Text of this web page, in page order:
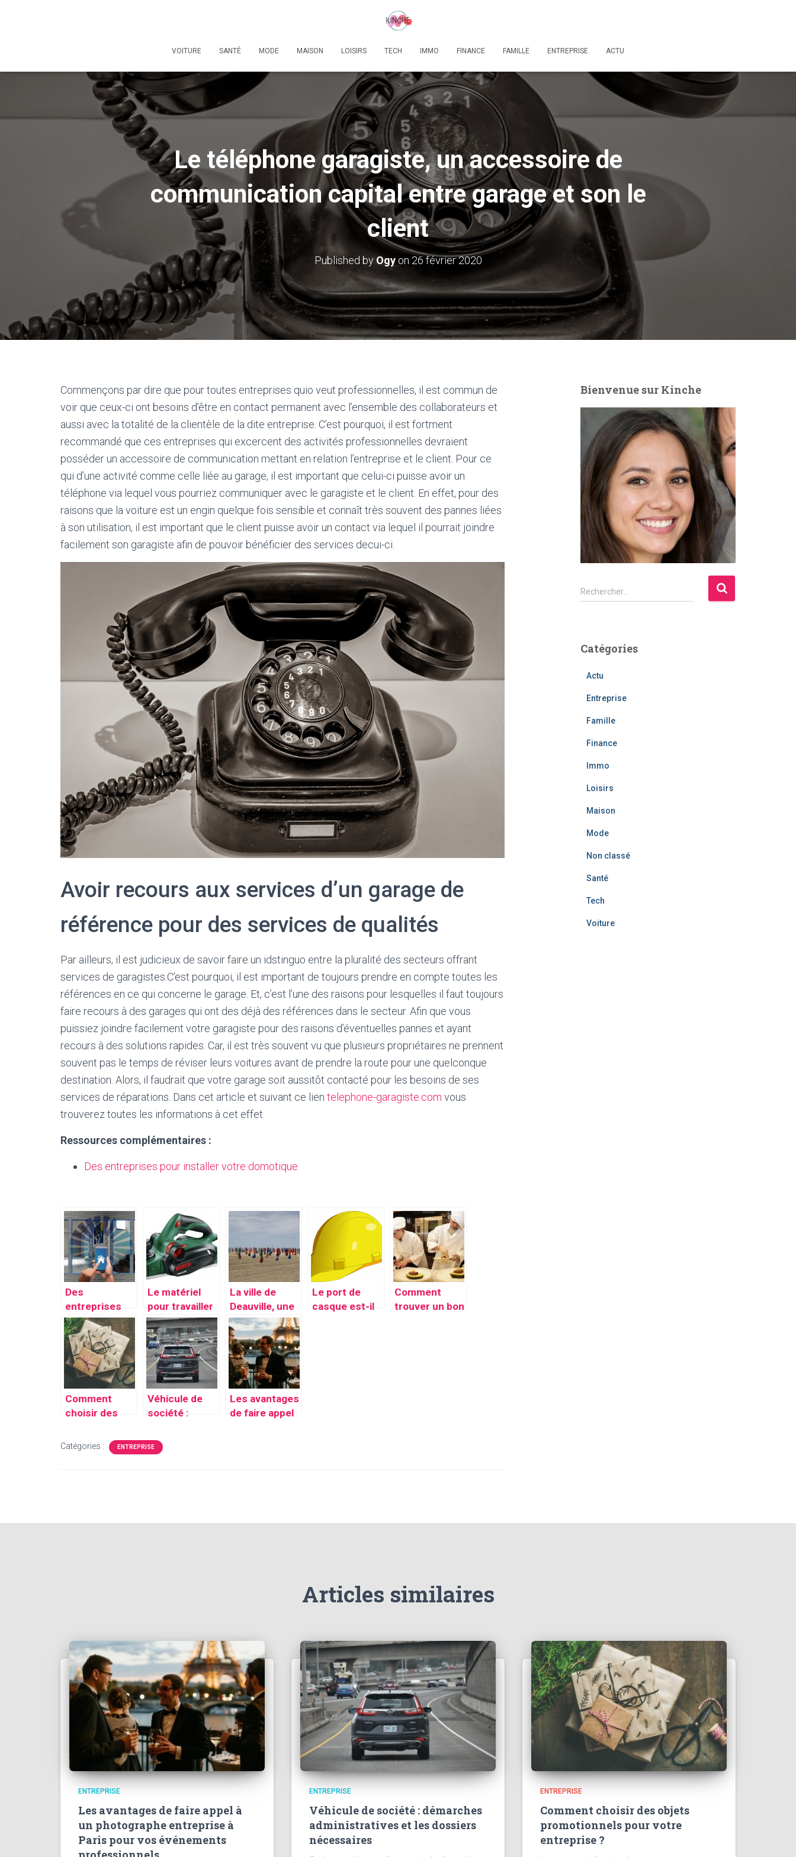
VOITURE SANTÉ MODE MAISON LOISIRS TECH IMMO FINANCE FAMILLE ENTREPRISE ACTU
Le téléphone garagiste, un accessoire de
communication capital entre garage et son le
client
Published by Ogyon 26 février 2020
Commençons par dire que pour toutes entreprises quio veut professionnelles, il est commun de
voir que ceux-ci ont besoins d’être en contact permanent avec l’ensemble des collaborateurs et
aussi avec la totalité de la clientèle de la dite entreprise. C’est pourquoi, il est fortment
recommandé que ces entreprises qui excercent des activités professionnelles devraient
posséder un accessoire de communication mettant en relation l’entreprise et le client. Pour ce
qui d’une activité comme celle liée au garage, il est important que celui-ci puisse avoir un
téléphone via lequel vous pourriez communiquer avec le garagiste et le client. En effet, pour des
raisons que la voiture est un engin quelque fois sensible et connaît très souvent des pannes liées
à son utilisation, il est important que le client puisse avoir un contact via lequel il pourrait joindre
facilement son garagiste afin de pouvoir bénéficier des services decui-ci.
Avoir recours aux services d’un garage de
référence pour des services de qualités
Par ailleurs, il est judicieux de savoir faire un idstinguo entre la pluralité des secteurs offrant
services de garagistes.C’est pourquoi, il est important de toujours prendre en compte toutes les
références en ce qui concerne le garage. Et, c’est l’une des raisons pour lesquelles il faut toujours
faire recours à des garages qui ont des déjà des références dans le secteur. Afin que vous
puissiez joindre facilement votre garagiste pour des raisons d’éventuelles pannes et ayant
recours à des solutions rapides. Car, il est très souvent vu que plusieurs propriétaires ne prennent
souvent pas le temps de réviser leurs voitures avant de prendre la route pour une quelconque
destination. Alors, il faudrait que votre garage soit aussitôt contacté pour les besoins de ses
services de réparations. Dans cet article et suivant ce lien telephone-garagiste.com vous
trouverez toutes les informations à cet effet.
Ressources complémentaires :
Des entreprises pour installer votre domotique
Des
entreprises
pour installer
votre
domotique
Le matériel
pour travailler
le bois et le
mettre en
beauté: la
raboteuse
dégauchisseu
se
La ville de
Deauville, une
ville à la fois
événementiell
e et
touristique
Le port de
casque est-il
Comment
trouver un bon
Comment
choisir des
promotionnels
pour votre
Véhicule de
société :
administrative
s et les
Les avantages
de faire appel
Catégories : ENTREPRISE
Bienvenue sur Kinche
R
e
r
Rechercher…
Catégories
Actu
Entreprise
Famille
Finance
Immo
Loisirs
Maison
Mode
Non classé
Santé
Tech
Voiture
Articles similaires
ENTREPRISE
Les avantages de faire appel à
un photographe entreprise à
Paris pour vos événements
ENTREPRISE
Véhicule de société : démarches
administratives et les dossiers
nécessaires
ENTREPRISE
Comment choisir des objets
promotionnels pour votre
entreprise ?